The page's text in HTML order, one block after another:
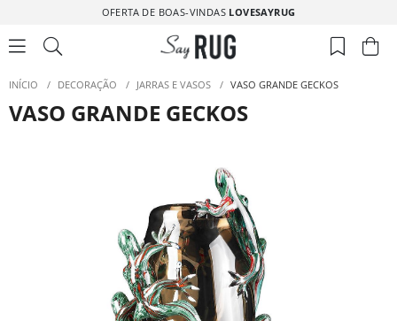
OFERTA DE BOAS-VINDAS LOVESAYRUG
INÍCIO / DECORAÇÃO / JARRAS E VASOS / VASO GRANDE GECKOS
VASO GRANDE GECKOS